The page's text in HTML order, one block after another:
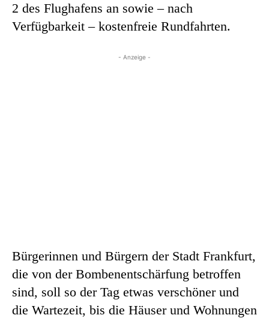
2 des Flughafens an sowie – nach
Verfügbarkeit – kostenfreie Rundfahrten.
- Anzeige -
Bürgerinnen und Bürgern der Stadt Frankfurt,
die von der Bombenentschärfung betroffen
sind, soll so der Tag etwas verschöner und
die Wartezeit, bis die Häuser und Wohnungen